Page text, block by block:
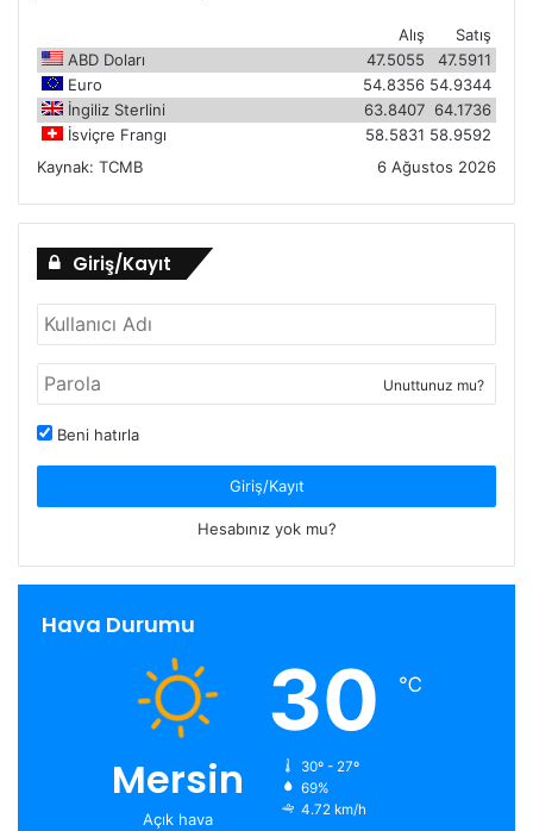
Satış
Alış
ABD Doları
47.5911
47.5055
Euro
54.9344
54.8356
İngiliz Sterlini
64.1736
63.8407
İsviçre Frangı
58.9592
58.5831
Kaynak: TCMB 6 Ağustos 2026
Giriş/Kayıt
Unuttunuz mu?
Beni hatırla
Giriş/Kayıt
Hesabınız yok mu?
Hava Durumu
Mersin
Açık hava
30 ℃
30º - 27º
69%
4.72 km/h